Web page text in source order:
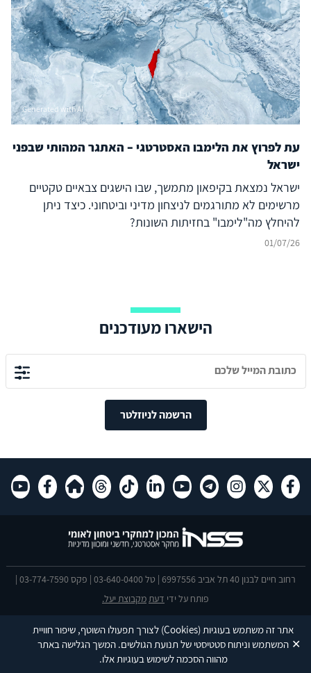
אתר זה משתמש בעוגיות(Cookies) לצורך תפעולו השוטף, שיפור חוויית
המשתמש וניתוח סטטיסטי של תנועת הגולשים. המשך הגלישה באתר
מהווה הסכמה לשימוש בעוגיות אלו.
✕
משקל: ערעור נאט"ו מבפנים: העצמת שחקן המנהל תחרות
אגרסיבית מול בנות ברית מערביות (כמו יוון) ומקבע נוכחות
צבאית מתריסה בקפריסין. הזנת החיכוך האזורי: מתן לגיטימציה
למעצמה תחרותית המעניקה מקלט לחמאס ותומכת במשטר
א-שרע בסוריה. סיכון מערכתי לרשת ה-F-35 הגלובלית: הצבת
יכולות דור 5 בסמיכות למערכות ה-S-400 הרוסיות מעמידה
בסכנת פיצוח את ביטחון המידע של הפלטפורמה כולה. איום זה
תעשיותיה, אלא מהווה איום ישיר על כל מדינה בעולם שהצטיידה
במרחב הסוני
Generated with AI
עת לפרוץ את הלימבו האסטרטגי – האתגר המהותי שבפני
ישראל
ישראל נמצאת בקיפאון מתמשך, שבו הישגים צבאיים טקטיים
מרשימים לא מתורגמים לניצחון מדיני וביטחוני. כיצד ניתן
להיחלץ מה"לימבו" בחזיתות השונות?
01/07/26
הישארו מעודכנים
הרשמה לניוזלטר
רחוב חיים לבנון 40 תל אביב 6997556 | טל 03-640-0400 | פקס 03-774-7590 |
פותח על ידי דעת מקבוצת יעל.
This site is protected by reCAPTCHA and the Google Privacy Policyand
Terms of Service